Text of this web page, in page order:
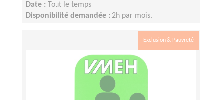
Date :
Tout le temps
Disponibilité demandée : 2h par mois.
Exclusion & Pauvreté